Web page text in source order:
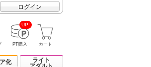
ログイン
UP!
PT購入 カート
化
ライト